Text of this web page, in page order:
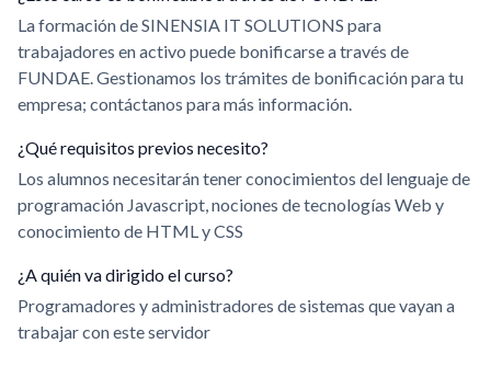
La formación de SINENSIA IT SOLUTIONS para
trabajadores en activo puede bonificarse a través de
FUNDAE. Gestionamos los trámites de bonificación para tu
empresa; contáctanos para más información.
¿Qué requisitos previos necesito?
Los alumnos necesitarán tener conocimientos del lenguaje de
programación Javascript, nociones de tecnologías Web y
conocimiento de HTML y CSS
¿A quién va dirigido el curso?
Programadores y administradores de sistemas que vayan a
trabajar con este servidor